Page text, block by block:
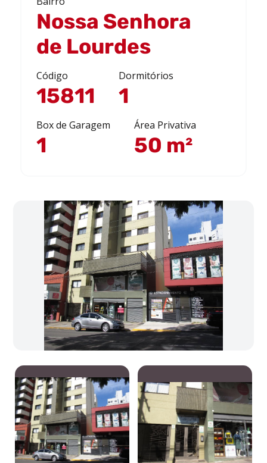
Nossa Senhora
de Lourdes
Código
15811
Dormitórios
1
Box de Garagem
1
Área Privativa
50 m²